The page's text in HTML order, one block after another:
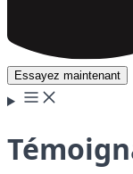
Essayez maintenant